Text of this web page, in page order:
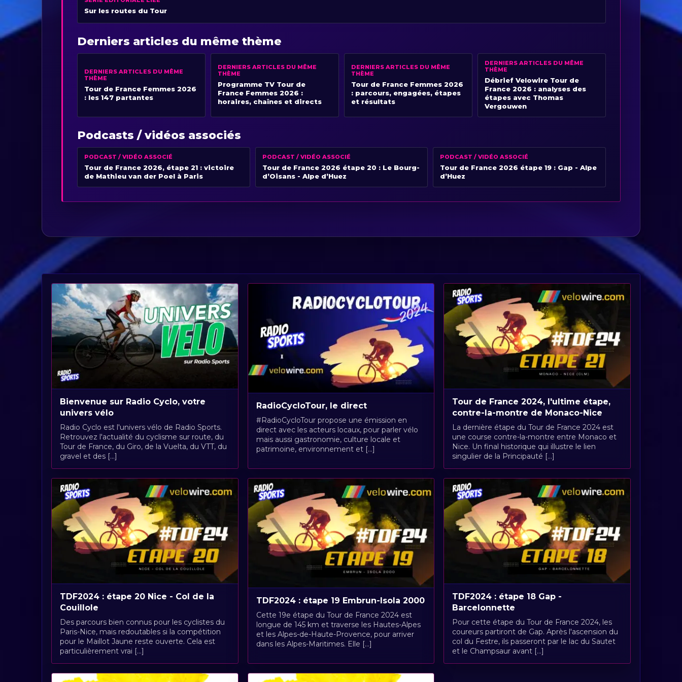
Sur les routes du Tour
Derniers articles du même thème
DERNIERS ARTICLES DU MÊME
THÈME
Tour de France Femmes 2026
: les 147 partantes
DERNIERS ARTICLES DU MÊME
THÈME
Programme TV Tour de
France Femmes 2026 :
horaires, chaînes et directs
DERNIERS ARTICLES DU MÊME
THÈME
Tour de France Femmes 2026
: parcours, engagées, étapes
et résultats
DERNIERS ARTICLES DU MÊME
THÈME
Débrief Velowire Tour de
France 2026 : analyses des
étapes avec Thomas
Vergouwen
Podcasts / vidéos associés
PODCAST / VIDÉO ASSOCIÉ
Tour de France 2026, étape 21 : victoire
de Mathieu van der Poel à Paris
PODCAST / VIDÉO ASSOCIÉ
Tour de France 2026 étape 20 : Le Bourg-
d’Oisans - Alpe d’Huez
PODCAST / VIDÉO ASSOCIÉ
Tour de France 2026 étape 19 : Gap - Alpe
d’Huez
Bienvenue sur Radio Cyclo, votre
univers vélo
Radio Cyclo est l'univers vélo de Radio Sports.
Retrouvez l'actualité du cyclisme sur route, du
Tour de France, du Giro, de la Vuelta, du VTT, du
gravel et des [...]
RadioCycloTour, le direct
#RadioCycloTour propose une émission en
direct avec les acteurs locaux, pour parler vélo
mais aussi gastronomie, culture locale et
patrimoine, environnement et [...]
Tour de France 2024, l'ultime étape,
contre-la-montre de Monaco-Nice
La dernière étape du Tour de France 2024 est
une course contre-la-montre entre Monaco et
Nice. Un final historique qui illustre le lien
singulier de la Principauté [...]
TDF2024 : étape 20 Nice - Col de la
Couillole
Des parcours bien connus pour les cyclistes du
Paris-Nice, mais redoutables si la compétition
pour le Maillot Jaune reste ouverte. Cela est
particulièrement vrai [...]
TDF2024 : étape 19 Embrun-Isola 2000
Cette 19e étape du Tour de France 2024 est
longue de 145 km et traverse les Hautes-Alpes
et les Alpes-de-Haute-Provence, pour arriver
dans les Alpes-Maritimes. Elle [...]
TDF2024 : étape 18 Gap -
Barcelonnette
Pour cette étape du Tour de France 2024, les
coureurs partiront de Gap. Après l'ascension du
col du Festre, ils passeront par le lac du Sautet
et le Champsaur avant [...]